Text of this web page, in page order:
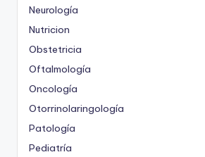
Neurología
Nutricion
Obstetricia
Oftalmología
Oncología
Otorrinolaringología
Patología
Pediatría